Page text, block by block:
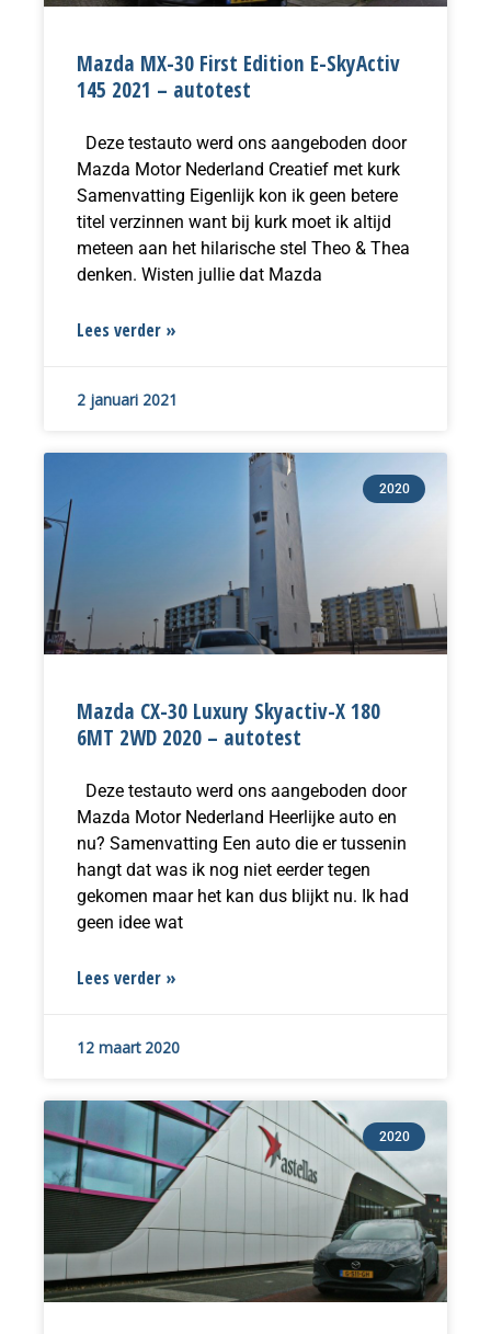
Mazda MX-30 First Edition E-SkyActiv
145 2021 – autotest
Deze testauto werd ons aangeboden door
Mazda Motor Nederland Creatief met kurk
Samenvatting Eigenlijk kon ik geen betere
titel verzinnen want bij kurk moet ik altijd
meteen aan het hilarische stel Theo & Thea
denken. Wisten jullie dat Mazda
Lees verder »
2 januari 2021
2020
Mazda CX-30 Luxury Skyactiv-X 180
6MT 2WD 2020 – autotest
Deze testauto werd ons aangeboden door
Mazda Motor Nederland Heerlijke auto en
nu? Samenvatting Een auto die er tussenin
hangt dat was ik nog niet eerder tegen
gekomen maar het kan dus blijkt nu. Ik had
geen idee wat
Lees verder »
12 maart 2020
2020